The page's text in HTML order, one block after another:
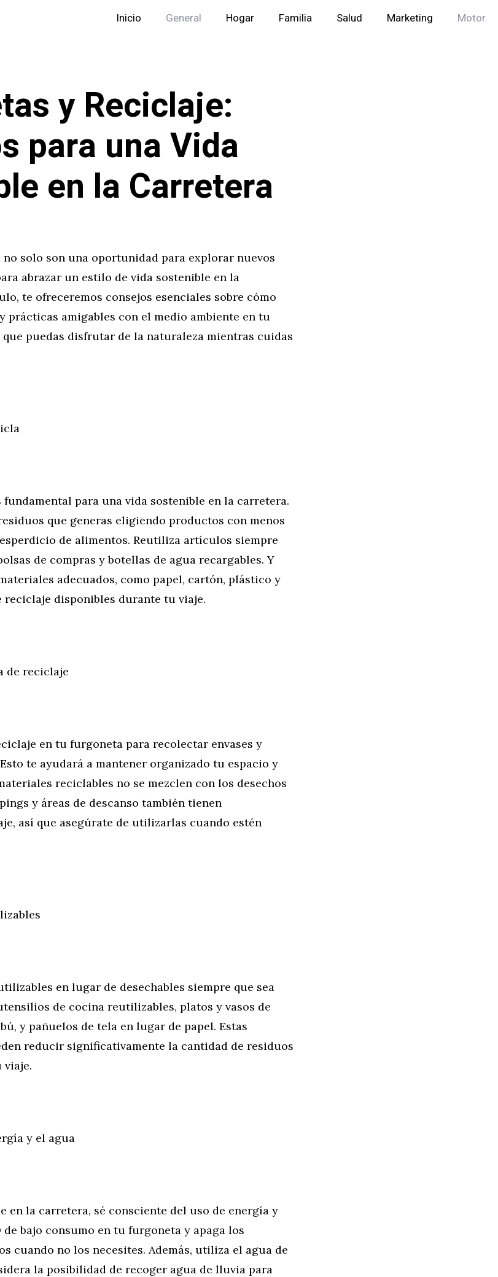
Inicio General Hogar Familia Salud Marketing Motor
y Reciclaje:
para una Vida
en la Carretera
solo son una oportunidad para explorar nuevos
abrazar un estilo de vida sostenible en la
te ofreceremos consejos esenciales sobre cómo
prácticas amigables con el medio ambiente en tu
puedas disfrutar de la naturaleza mientras cuidas
fundamental para una vida sostenible en la carretera.
que generas eligiendo productos con menos
de alimentos. Reutiliza artículos siempre
de compras y botellas de agua recargables. Y
adecuados, como papel, cartón, plástico y
reciclaje disponibles durante tu viaje.
de reciclaje
en tu furgoneta para recolectar envases y
te ayudará a mantener organizado tu espacio y
reciclables no se mezclen con los desechos
y áreas de descanso también tienen
así que asegúrate de utilizarlas cuando estén
en lugar de desechables siempre que sea
de cocina reutilizables, platos y vasos de
y pañuelos de tela en lugar de papel. Estas
reducir significativamente la cantidad de residuos
viaje.
y el agua
en la carretera, sé consciente del uso de energía y
de bajo consumo en tu furgoneta y apaga los
cuando no los necesites. Además, utiliza el agua de
la posibilidad de recoger agua de lluvia para